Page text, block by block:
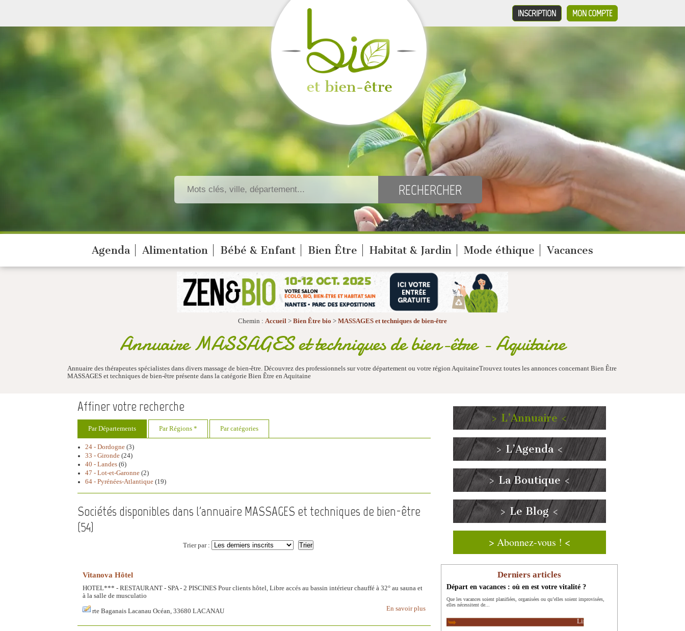
MON COMPTE
INSCRIPTION
Agenda Alimentation Bébé & Enfant Bien Être Habitat & Jardin Mode éthique Vacances
Chemin : Accueil > Bien Être bio > MASSAGES et techniques de bien-être
Annuaire MASSAGES et techniques de bien-être - Aquitaine
Annuaire des thérapeutes spécialistes dans divers massage de bien-être. Découvrez des professionnels sur votre département ou votre région AquitaineTrouvez toutes les annonces concernant Bien Être
MASSAGES et techniques de bien-être présente dans la catégorie Bien Être en Aquitaine
Affiner votre recherche
Par Départements Par Régions * Par catégories
24 - Dordogne (3)
33 - Gironde (24)
40 - Landes (6)
47 - Lot-et-Garonne (2)
64 - Pyrénées-Atlantique (19)
Sociétés disponibles dans l'annuaire MASSAGES et techniques de bien-être
(54)
Trier par :
Vitanova Hôtel
HOTEL*** - RESTAURANT - SPA - 2 PISCINES Pour clients hôtel, Libre accés au bassin intérieur chauffé à 32° au sauna et
à la salle de musculatio
En savoir plus
rte Baganais Lacanau Océan, 33680 LACANAU
> L’Annuaire <
> L’Agenda <
> La Boutique <
> Le Blog <
> Abonnez-vous ! <
Derniers articles
Départ en vacances : où en est votre vitalité ?
Que les vacances soient planifiées, organisées ou qu’elles soient improvisées,
elles nécessitent de...
Lire la suite